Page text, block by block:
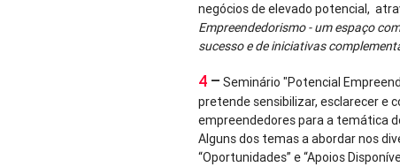
negócios de elevado potencial,
Empreendedorismo - um espaço
sucesso e de iniciativas
4 – Seminário "Potencial
pretende sensibilizar, esclarecer e
empreendedores para a temática
Alguns dos temas a abordar nos
“Oportunidades” e “Apoios